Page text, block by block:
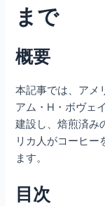
まで
概要
本記事では、アメ
アム・H・ボヴェ
建設し、焙煎済み
リカ人がコーヒー
ます。
目次